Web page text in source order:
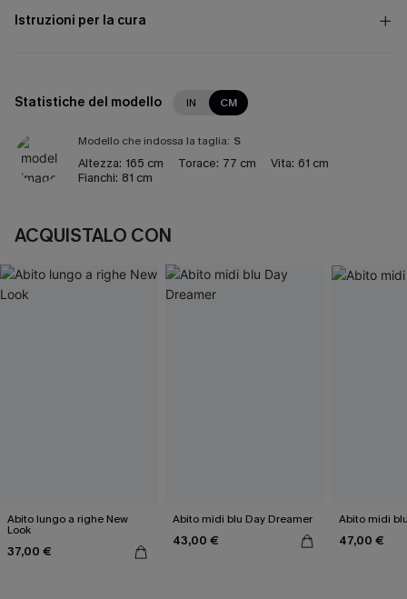
Istruzioni per la cura
Statistiche del modello IN CM
Modello che indossa la taglia: S
Altezza: 165 cm Torace: 77 cm Vita: 61 cm
Fianchi: 81 cm
ACQUISTALO CON
Abito lungo a righe New
Look
37,00 €
Abito midi blu Day Dreamer
43,00 €
Abito midi
47,00 €